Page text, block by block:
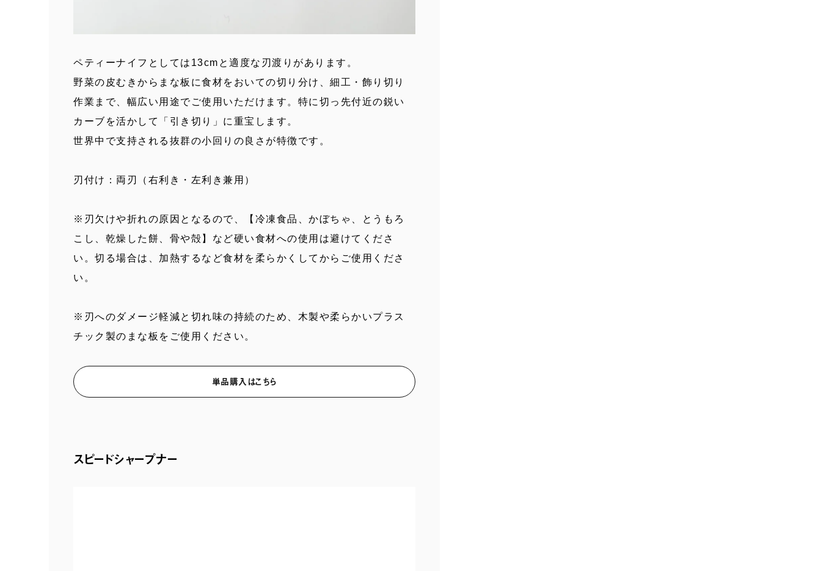
ペティーナイフとしては13cmと適度な刃渡りがあります。
野菜の皮むきからまな板に食材をおいての切り分け、細工・飾り切り
作業まで、幅広い用途でご使用いただけます。特に切っ先付近の鋭い
カーブを活かして「引き切り」に重宝します。
世界中で支持される抜群の小回りの良さが特徴です。
刃付け：両刃（右利き・左利き兼用）
※刃欠けや折れの原因となるので、【冷凍食品、かぼちゃ、とうもろ
こし、乾燥した餅、骨や殻】など硬い食材への使用は避けてくださ
い。切る場合は、加熱するなど食材を柔らかくしてからご使用くださ
い。
※刃へのダメージ軽減と切れ味の持続のため、木製や柔らかいプラス
チック製のまな板をご使用ください。
単品購入はこちら
スピードシャープナー